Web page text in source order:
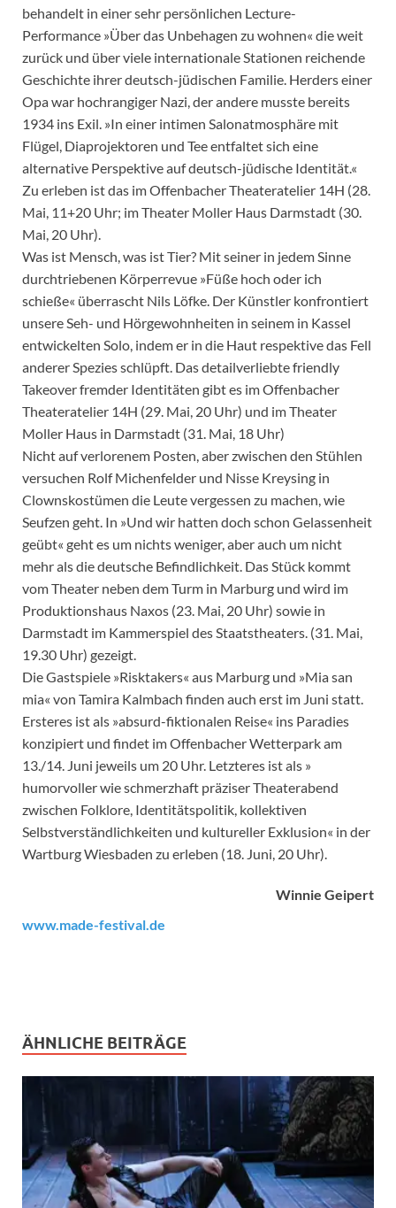
behandelt in einer sehr persönlichen Lecture-
Performance »Über das Unbehagen zu wohnen« die weit
zurück und über viele internationale Stationen reichende
Geschichte ihrer deutsch-jüdischen Familie. Herders einer
Opa war hochrangiger Nazi, der andere musste bereits
1934 ins Exil. »In einer intimen Salonatmosphäre mit
Flügel, Diaprojektoren und Tee entfaltet sich eine
alternative Perspektive auf deutsch-jüdische Identität.«
Zu erleben ist das im Offenbacher Theateratelier 14H (28.
Mai, 11+20 Uhr; im Theater Moller Haus Darmstadt (30.
Mai, 20 Uhr).
Was ist Mensch, was ist Tier? Mit seiner in jedem Sinne
durchtriebenen Körperrevue »Füße hoch oder ich
schieße« überrascht Nils Löfke. Der Künstler konfrontiert
unsere Seh- und Hörgewohnheiten in seinem in Kassel
entwickelten Solo, indem er in die Haut respektive das Fell
anderer Spezies schlüpft. Das detailverliebte friendly
Takeover fremder Identitäten gibt es im Offenbacher
Theateratelier 14H (29. Mai, 20 Uhr) und im Theater
Moller Haus in Darmstadt (31. Mai, 18 Uhr)
Nicht auf verlorenem Posten, aber zwischen den Stühlen
versuchen Rolf Michenfelder und Nisse Kreysing in
Clownskostümen die Leute vergessen zu machen, wie
Seufzen geht. In »Und wir hatten doch schon Gelassenheit
geübt« geht es um nichts weniger, aber auch um nicht
mehr als die deutsche Befindlichkeit. Das Stück kommt
vom Theater neben dem Turm in Marburg und wird im
Produktionshaus Naxos (23. Mai, 20 Uhr) sowie in
Darmstadt im Kammerspiel des Staatstheaters. (31. Mai,
19.30 Uhr) gezeigt.
Die Gastspiele »Risktakers« aus Marburg und »Mia san
mia« von Tamira Kalmbach finden auch erst im Juni statt.
Ersteres ist als »absurd-fiktionalen Reise« ins Paradies
konzipiert und findet im Offenbacher Wetterpark am
13./14. Juni jeweils um 20 Uhr. Letzteres ist als »
humorvoller wie schmerzhaft präziser Theaterabend
zwischen Folklore, Identitätspolitik, kollektiven
Selbstverständlichkeiten und kultureller Exklusion« in der
Wartburg Wiesbaden zu erleben (18. Juni, 20 Uhr).
Winnie Geipert
www.made-festival.de
ÄHNLICHE BEITRÄGE